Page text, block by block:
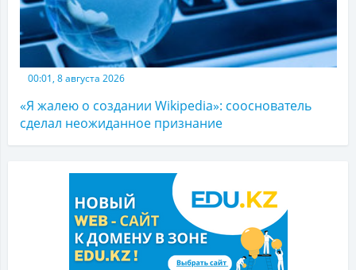
00:01, 8 августа 2026
«Я жалею о создании Wikipedia»: сооснователь
сделал неожиданное признание